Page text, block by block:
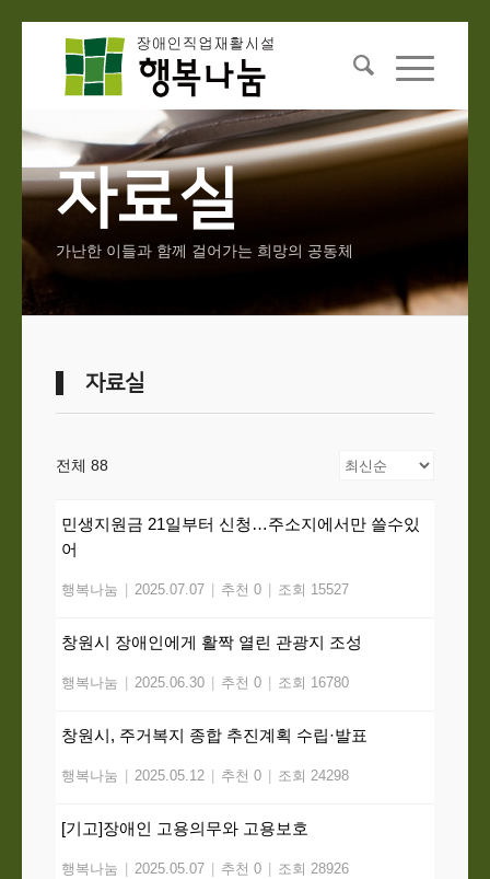
자료실
가난한 이들과 함께 걸어가는 희망의 공동체
자료실
전체 88
민생지원금 21일부터 신청…주소지에서만 쓸수있
어
행복나눔 2025.07.07 추천 0 조회 15527
창원시 장애인에게 활짝 열린 관광지 조성
행복나눔 2025.06.30 추천 0 조회 16780
창원시, 주거복지 종합 추진계획 수립·발표
행복나눔 2025.05.12 추천 0 조회 24298
[기고]장애인 고용의무와 고용보호
행복나눔 2025.05.07 추천 0 조회 28926